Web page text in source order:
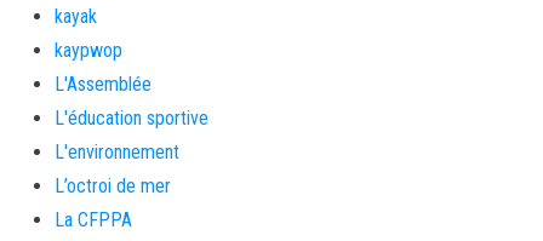
kayak
kaypwop
L'Assemblée
L'éducation sportive
L'environnement
L’octroi de mer
La CFPPA